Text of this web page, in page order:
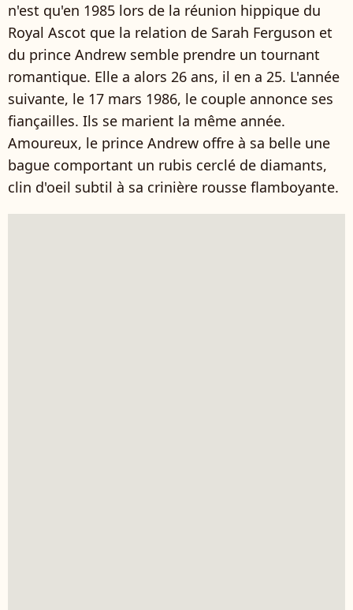
n'est qu'en 1985 lors de la réunion hippique du
Royal Ascot que la relation de Sarah Ferguson et
du prince Andrew semble prendre un tournant
romantique. Elle a alors 26 ans, il en a 25. L'année
suivante, le 17 mars 1986, le couple annonce ses
fiançailles. Ils se marient la même année.
Amoureux, le prince Andrew offre à sa belle une
bague comportant un rubis cerclé de diamants,
clin d'oeil subtil à sa crinière rousse flamboyante.